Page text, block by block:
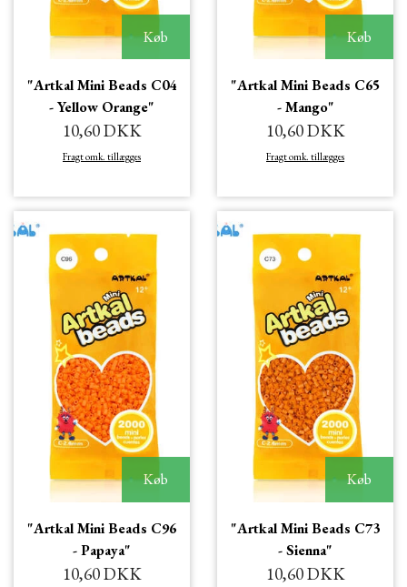
Køb
"Artkal Mini Beads C04
- Yellow Orange"
10,60 DKK
Fragt omk. tillægges
Køb
"Artkal Mini Beads C65
- Mango"
10,60 DKK
Fragt omk. tillægges
Køb
"Artkal Mini Beads C96
- Papaya"
10,60 DKK
Køb
"Artkal Mini Beads C73
- Sienna"
10,60 DKK